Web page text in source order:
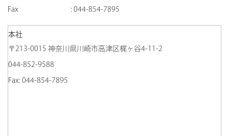
Fax
: 044-854-7895
本社
〒213-0015 神奈川県川崎市高津区梶ヶ谷4-11-2
044-852-9588
Fax: 044-854-7895